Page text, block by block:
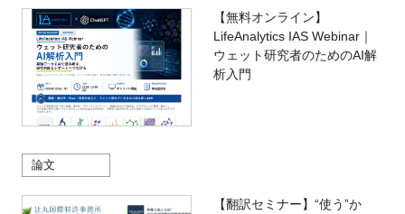
【無料オンライン】
LifeAnalytics IAS Webinar｜
ウェット研究者のためのAI解
析入門
論文
【翻訳セミナー】“使う”か